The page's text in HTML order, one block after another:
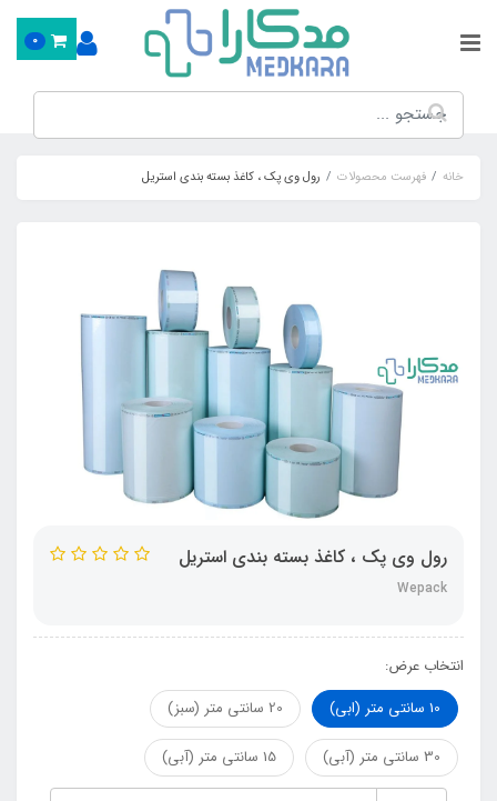
0
خانه فهرست محصولات رول وی پک ، کاغذ بسته بندی استریل
رول وی پک ، کاغذ بسته بندی استریل
Wepack
انتخاب عرض:
10 سانتی متر (ابی)
20 سانتی متر (سبز)
30 سانتی متر (آبی) 15 سانتی متر (آبی)